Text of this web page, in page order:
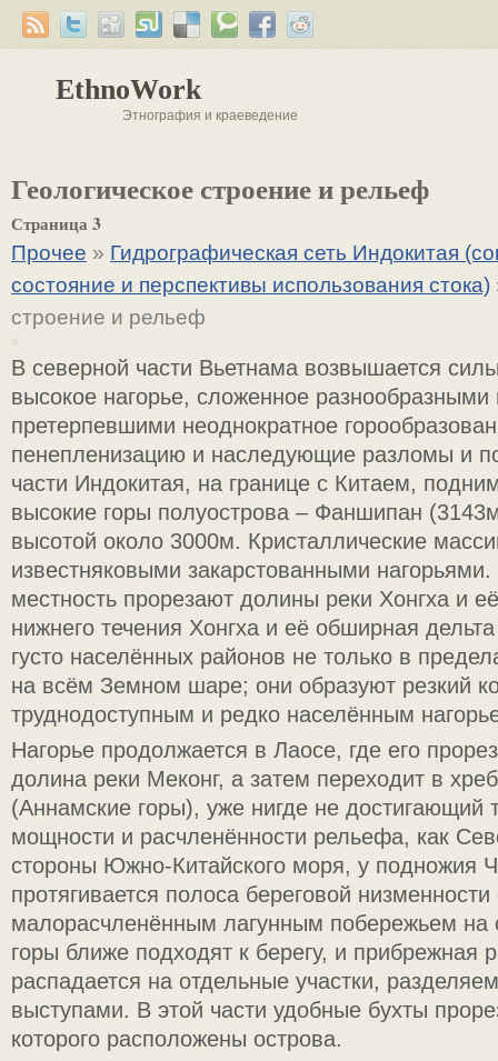
EthnoWork
Этнография и краеведение
Геологическое строение и рельеф
Страница 3
Прочее » Гидрографическая сеть Индокитая
состояние и перспективы использования стока)
строение и рельеф
В северной части Вьетнама возвышается
высокое нагорье, сложенное
претерпевшими неоднократное
пенепленизацию и наследующие разломы и
части Индокитая, на границе с Китаем,
высокие горы полуострова – Фаншипан
высотой около 3000м. Кристаллические
известняковыми закарстованными нагорьями.
местность прорезают долины реки Хонгха и
нижнего течения Хонгха и её обширная
густо населённых районов не только в
на всём Земном шаре; они образуют резкий
труднодоступным и редко населённым
Нагорье продолжается в Лаосе, где его
долина реки Меконг, а затем переходит в
(Аннамские горы), уже нигде не достигающий
мощности и расчленённости рельефа, как
стороны Южно-Китайского моря, у подножия
протягивается полоса береговой низменности
малорасчленённым лагунным побережьем на
горы ближе подходят к берегу, и прибрежная
распадается на отдельные участки,
выступами. В этой части удобные бухты
которого расположены острова.